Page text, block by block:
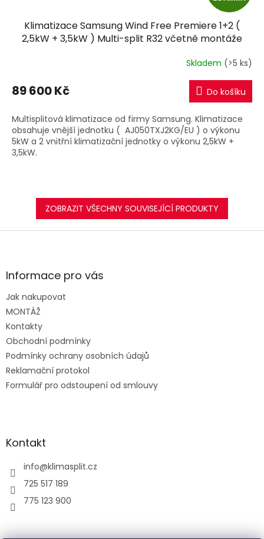
D
A
R
M
A
Klimatizace Samsung Wind Free Premiere 1+2 (
2,5kW + 3,5kW ) Multi-split R32 včetně montáže
Skladem (>5 ks)
89 600 Kč Do košíku
Multisplitová klimatizace od firmy Samsung. Klimatizace
obsahuje vnější jednotku ( AJ050TXJ2KG/EU ) o výkonu
5kW a 2 vnitřní klimatizační jednotky o výkonu 2,5kW +
3,5kW.
ZOBRAZIT VŠECHNY SOUVISEJÍCÍ PRODUKTY
Z
aInformace pro vás
Jak nakupovat
MONTÁŽ
Kontakty
Obchodní podmínky
Podmínky ochrany osobních údajů
Reklamační protokol
Formulář pro odstoupení od smlouvy
Kontakt
info@klimasplit.cz
725 517 189
775 123 900